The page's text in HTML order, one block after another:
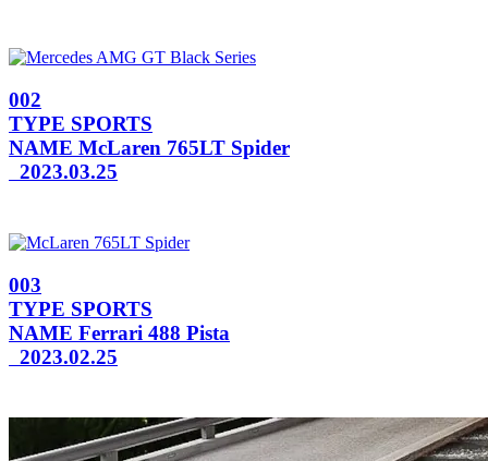
002
TYPE SPORTS
NAME McLaren 765LT Spider
2023.03.25
003
TYPE SPORTS
NAME Ferrari 488 Pista
2023.02.25